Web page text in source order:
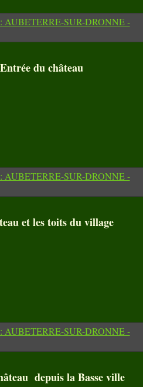
du château
et les toits du village
depuis la Basse ville